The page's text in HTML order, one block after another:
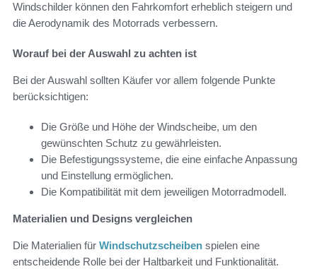
Windschilder können den Fahrkomfort erheblich steigern und
die Aerodynamik des Motorrads verbessern.
Worauf bei der Auswahl zu achten ist
Bei der Auswahl sollten Käufer vor allem folgende Punkte
berücksichtigen:
Die Größe und Höhe der Windscheibe, um den
gewünschten Schutz zu gewährleisten.
Die Befestigungssysteme, die eine einfache Anpassung
und Einstellung ermöglichen.
Die Kompatibilität mit dem jeweiligen Motorradmodell.
Materialien und Designs vergleichen
Die Materialien für Windschutzscheiben spielen eine
entscheidende Rolle bei der Haltbarkeit und Funktionalität.